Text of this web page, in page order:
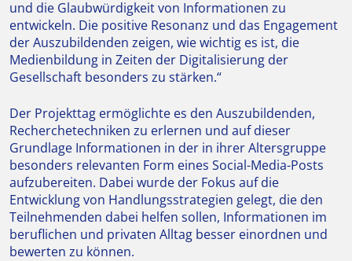
und die Glaubwürdigkeit von Informationen zu
entwickeln. Die positive Resonanz und das Engagement
der Auszubildenden zeigen, wie wichtig es ist, die
Medienbildung in Zeiten der Digitalisierung der
Gesellschaft besonders zu stärken.“
Der Projekttag ermöglichte es den Auszubildenden,
Recherchetechniken zu erlernen und auf dieser
Grundlage Informationen in der in ihrer Altersgruppe
besonders relevanten Form eines Social-Media-Posts
aufzubereiten. Dabei wurde der Fokus auf die
Entwicklung von Handlungsstrategien gelegt, die den
Teilnehmenden dabei helfen sollen, Informationen im
beruflichen und privaten Alltag besser einordnen und
bewerten zu können.